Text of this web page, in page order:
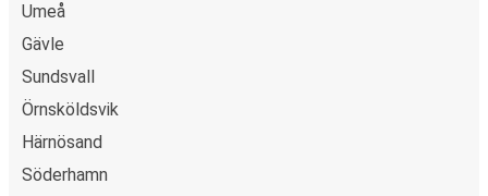
Umeå
Gävle
Sundsvall
Örnsköldsvik
Härnösand
Söderhamn